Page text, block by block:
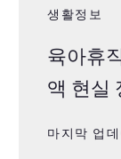
생활정보
육아휴
액 현실
마지막 업